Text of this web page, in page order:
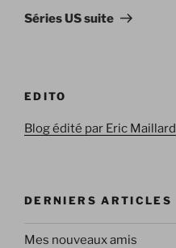
suivant
Séries US suite
EDITO
Blog édité par Eric Maillard
DERNIERS ARTICLES
Mes nouveaux amis